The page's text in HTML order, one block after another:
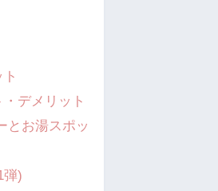
デメリット
とお湯スポッ
弾)